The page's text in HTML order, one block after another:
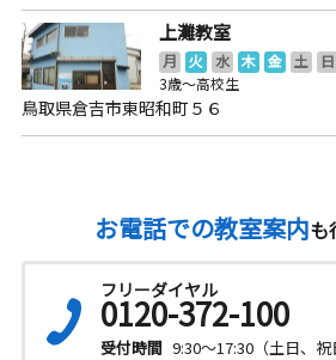
上灘教室
月 火 水 木 金 土
日
3歳～高校生
鳥取県倉吉市東昭和町５６
お電話での教室案内も
フリーダイヤル
0120-372-100
受付時間 9:30～17:30（土日、祝